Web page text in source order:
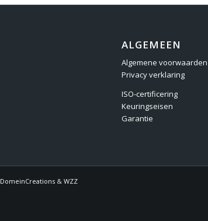
ALGEMEEN
Algemene voorwaarden
Privacy verklaring
ISO-certificering
Keuringseisen
Garantie
DomeinCreations & WZZ